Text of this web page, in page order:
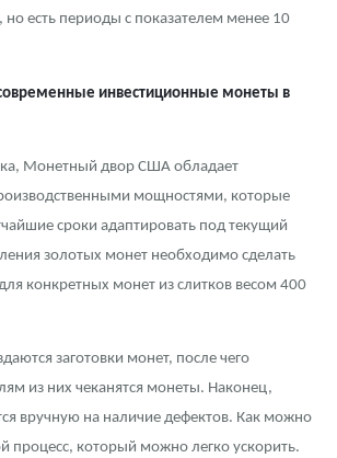
но есть периоды с показателем менее 10
современные инвестиционные монеты в
Монетный двор США обладает
мощностями, которые
сроки адаптировать под текущий
золотых монет необходимо сделать
конкретных монет из слитков весом 400
заготовки монет, после чего
из них чеканятся монеты. Наконец,
вручную на наличие дефектов. Как можно
процесс, который можно легко ускорить.